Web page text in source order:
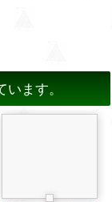
ます。